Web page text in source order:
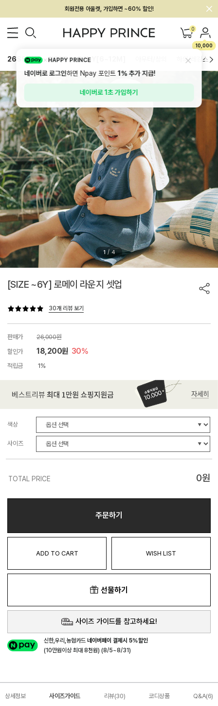
회원전용 아울렛, 가입하면 ~60% 할인!
멤버십 최대 28,000원 혜택 0
10,000
26SS 신상 BEST BABY[6~12M] 하의/레깅스
1 / 4
[SIZE ~6Y] 로메이 라운지 셋업
30개 리뷰 보기
판매가
26,000원
할인가
18,200원 30%
적립금 1%
색상
사이즈
TOTAL PRICE 0원
주문하기
ADD TO CART WISH LIST
선물하기
사이즈 가이드를 참고하세요!
신한,우리,농협카드네이버페이 결제시 5%할인
(10만원이상 최대 8천원) (8/5~8/31)
상세정보 사이즈가이드 리뷰(30) 코디상품 Q&A(6)
HAPPY PRINCE
네이버로 로그인하면 Npay 포인트1%추가 지급!
네이버로 1초 가입하기